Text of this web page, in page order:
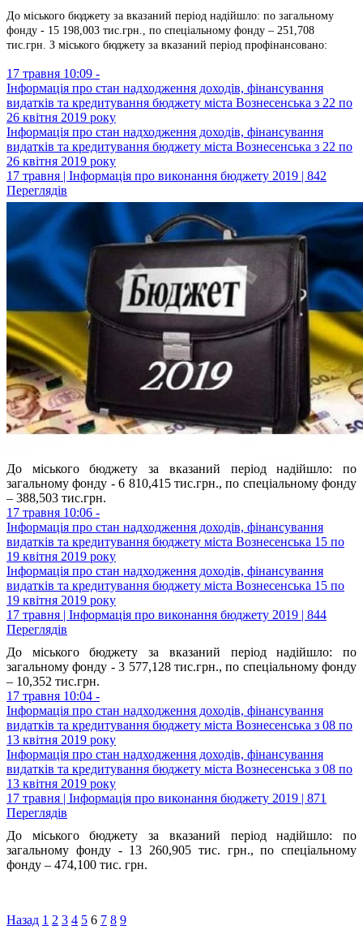
До міського бюджету за вказаний період надійшло: по загальному
фонду - 15 198,003 тис.грн., по спеціальному фонду – 251,708
тис.грн. З міського бюджету за вказаний період профінансовано:
17 травня 10:09 -
Інформація про стан надходження доходів, фінансування
видатків та кредитування бюджету міста Вознесенська з 22 по
26 квітня 2019 року
Інформація про стан надходження доходів, фінансування
видатків та кредитування бюджету міста Вознесенська з 22 по
26 квітня 2019 року
17 травня | Інформація про виконання бюджету 2019 | 842
Переглядів
До міського бюджету за вказаний період надійшло: по
загальному фонду - 6 810,415 тис.грн., по спеціальному фонду
– 388,503 тис.грн.
17 травня 10:06 -
Інформація про стан надходження доходів, фінансування
видатків та кредитування бюджету міста Вознесенська 15 по
19 квітня 2019 року
Інформація про стан надходження доходів, фінансування
видатків та кредитування бюджету міста Вознесенська 15 по
19 квітня 2019 року
17 травня | Інформація про виконання бюджету 2019 | 844
Переглядів
До міського бюджету за вказаний період надійшло: по
загальному фонду - 3 577,128 тис.грн., по спеціальному фонду
– 10,352 тис.грн.
17 травня 10:04 -
Інформація про стан надходження доходів, фінансування
видатків та кредитування бюджету міста Вознесенська з 08 по
13 квітня 2019 року
Інформація про стан надходження доходів, фінансування
видатків та кредитування бюджету міста Вознесенська з 08 по
13 квітня 2019 року
17 травня | Інформація про виконання бюджету 2019 | 871
Переглядів
До міського бюджету за вказаний період надійшло: по
загальному фонду - 13 260,905 тис. грн., по спеціальному
фонду – 474,100 тис. грн.
Назад 1 2 3 4 5 6 7 8 9